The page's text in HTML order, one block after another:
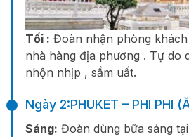
Tối : Đoàn nhận phòng
nhà hàng địa phương . Tự do
nhộn nhịp , sầm uất.
Ngày 2:PHUKET – PHI PHI
Sáng: Đoàn dùng bữa sáng